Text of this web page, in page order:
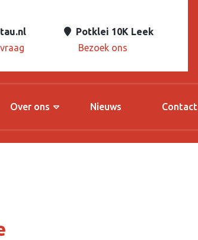
Potklei 10K Leek
Bezoek ons
Over ons Nieuws Contact